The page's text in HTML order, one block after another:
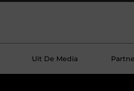
Uit De Media